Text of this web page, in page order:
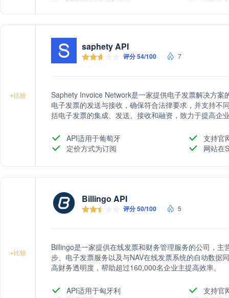
+比较
saphety API
评分 54/100 7
Saphety Invoice Network是一家提供电子发票解决方
电子发票的发送与接收，确保符合法律要求，并支持不
括电子发票的集成、发送、接收和融资，致力于提高企
API适用于葡萄牙
支持官
定价方式为订阅
网站在
+比较
Billingo API
评分 50/100 5
Billingo是一家提供在线发票和财务管理服务的公司，
步、电子发票服务以及与NAV在线发票系统的自动数据
高财务透明度，帮助超过160,000名企业主提高效率。
API适用于匈牙利
支持官